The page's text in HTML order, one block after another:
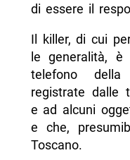
di essere il
Il killer, di cui
le generalità, è
telefono
registrate dalle
e ad alcuni
e che,
Toscano.